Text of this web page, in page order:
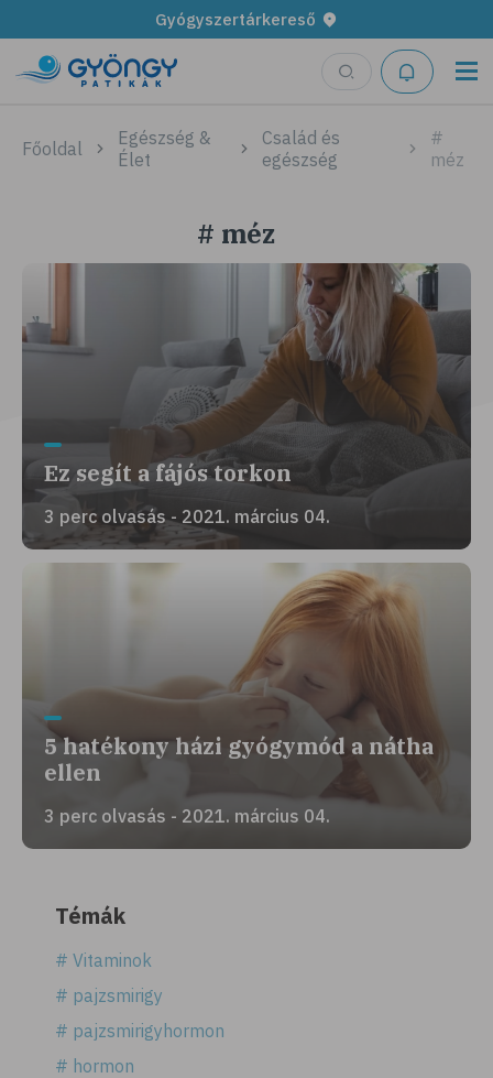
Gyógyszertárkereső
Főoldal
Egészség &
Élet
Család és
egészség
#
méz
# méz
Ez segít a fájós torkon
3 perc olvasás - 2021. március 04.
5 hatékony házi gyógymód a nátha
ellen
3 perc olvasás - 2021. március 04.
Témák
# Vitaminok
# pajzsmirigy
# pajzsmirigyhormon
# hormon